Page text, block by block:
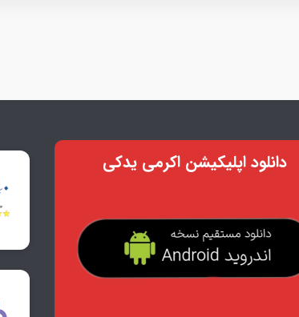
دانلود اپلیکیشن اکرمی یدکی